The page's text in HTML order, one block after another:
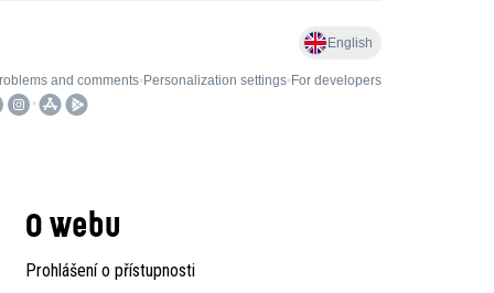
O webu
Prohlášení o přístupnosti